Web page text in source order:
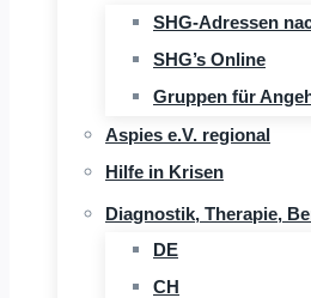
SHG-Adressen
SHG’s Online
Gruppen für
Aspies e.V. regional
Hilfe in Krisen
Diagnostik, Therapie,
DE
CH